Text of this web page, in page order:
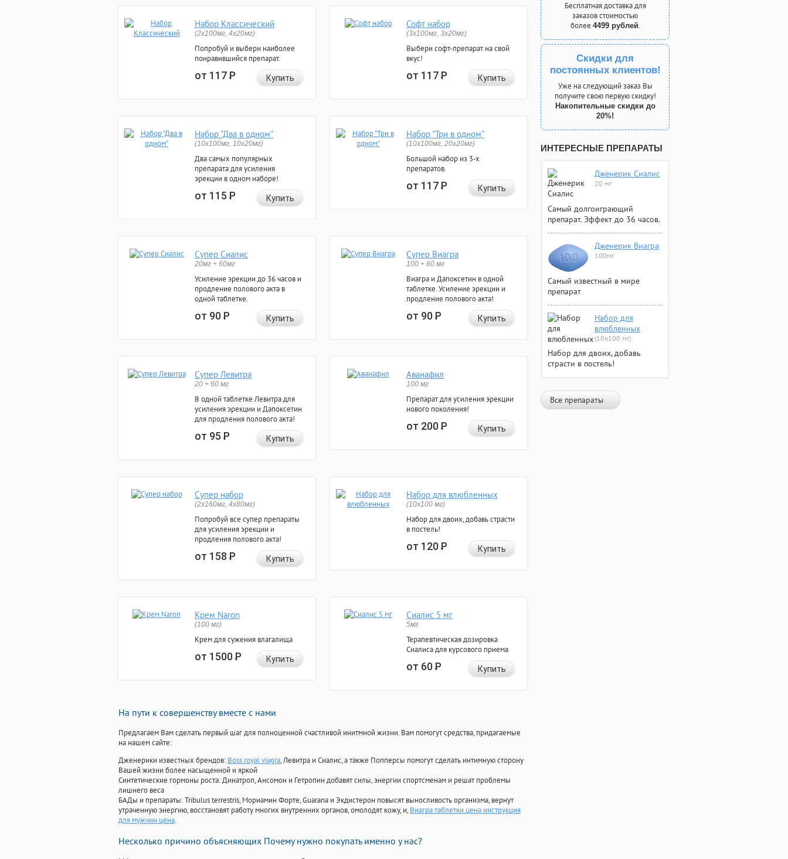
Набор Классический
(2x100мг, 4x20мг)
Попробуй и выбери наиболее
понравившийся препарат.
от 117Р Купить
Софт набор
(3x100мг, 3x20мг)
Выбери софт-препарат на свой
вкус!
от 117Р Купить
Набор "Два в одном"
(10x100мг, 10x20мг)
Два самых популярных
препарата для усиления
эрекции в одном наборе!
от 115Р Купить
Набор "Три в одном"
(10x100мг, 20x20мг)
Большой набор из 3-х
препаратов.
от 117Р Купить
Супер Сиалис
20мг + 60мг
Усиление эрекции до 36 часов и
продление полового акта в
одной таблетке.
от 90Р Купить
Супер Виагра
100 + 60 мг
Виагра и Дапоксетин в одной
таблетке. Усиление эрекции и
продление полового акта!
от 90Р Купить
Супер Левитра
20 + 60 мг
В одной таблетке Левитра для
усиления эрекции и Дапоксетин
для продления полового акта!
от 95Р Купить
Аванафил
100 мг
Препарат для усиления эрекции
нового поколения!
от 200Р Купить
Супер набор
(2х160мг, 4х80мг)
Попробуй все супер препараты
для усиления эрекции и
продления полового акта!
от 158Р Купить
Набор для влюбленных
(10х100 мг)
Набор для двоих, добавь страсти
в постель!
от 120Р Купить
Крем Naron
(100 мг)
Крем для сужения влагалища
от 1500Р Купить
Сиалис 5 мг
5мг
Терапевтическая дозировка
Сиалиса для курсового приема
от 60Р Купить
На пути к совершенству вместе с нами
Предлагаем Вам сделать первый шаг для полноценной счастливой инитмной жизни. Вам помогут средства, придагаемые
на нашем сайте:
Дженерики известных брендов: Boss royal viagra, Левитра и Сиалис, а также Попперсы помогут сделать интимную сторону
Вашей жизни более насыщенной и яркой
Синтетические гормоны роста: Динатроп, Ансомон и Гетропин добавят силы, энергии спортсменам и решат проблемы
лишнего веса
БАДы и препараты:Tribulus terrestris, Мориамин Форте, Guarana и Экдистерон повысят выносливость организма, вернут
утраченную энергию, восстановят работу многих внутренних органов, омолодят кожу, и, Виагра таблетки цена инструкция
для мужчин цена.
Несколько причино объясняющих Почему нужно покупать именно у нас?
Бесплатная доставка для
заказов стоимостью
более 4499 рублей.
Скидки для
постоянных клиентов!
Уже на следующий заказ Вы
получите свою первую скидку!
Накопительные скидки до
20%!
ИНТЕРЕСНЫЕ ПРЕПАРАТЫ
Дженерик Сиалис
20 мг
Самый долгоиграющий
препарат. Эффект до 36 часов.
Дженерик Виагра
100мг
Самый известный в мире
препарат
Набор для
влюбленных
(10х100 мг)
Набор для двоих, добавь
страсти в постель!
Все препараты